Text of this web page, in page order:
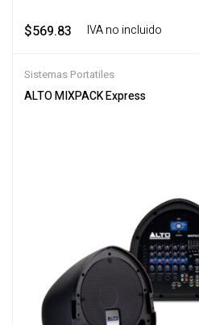
$569.83 ‎ ‎ ‎ IVA no incluido
Sistemas Portatiles
ALTO MIXPACK Express